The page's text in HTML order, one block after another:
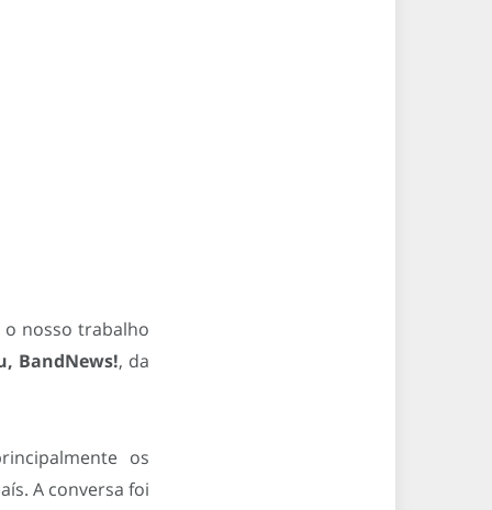
nosso trabalho
BandNews!, da
os
A conversa foi